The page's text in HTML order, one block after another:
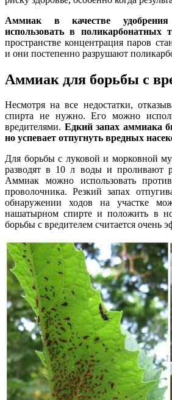
Аммиак в качестве удобрения
использовать в поликарбонатных
пространстве концентрация паров
и они постепенно разрушают
Аммиак для борьбы с
Несмотря на все недостатки,
спирта не нужно. Его можно
вредителями. Едкий запах аммиака
но успевает отпугнуть вредных
Для борьбы с луковой и морковной
разводят в 10 л воды и проливают
Аммиак можно использовать
проволочника. Резкий запах
обнаружении ходов на участке
нашатырном спирте и положить в
борьбы с вредителем считается очень